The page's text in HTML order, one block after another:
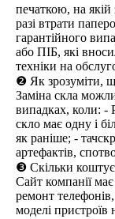
печаткою, на
разі втрати
гарантійного
або ПІБ, які
техніки на
❷ Як зрозуміти,
Заміна скла
випадках, коли: -
скло має одну і
як раніше; -
артефактів,
❸ Скільки
Сайт компанії
ремонт
моделі пристроїв